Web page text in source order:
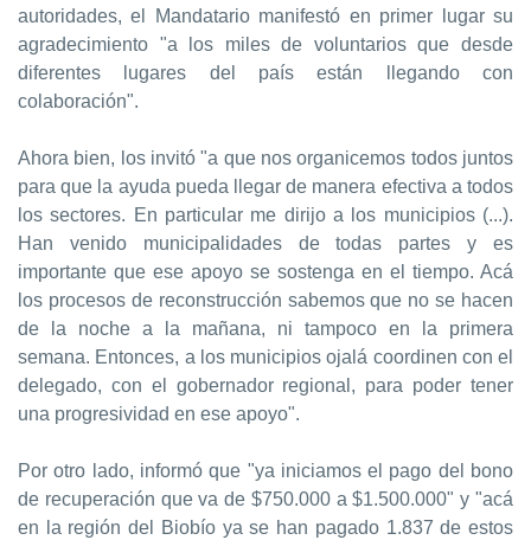
autoridades, el Mandatario manifestó en primer lugar su
agradecimiento "a los miles de voluntarios que desde
diferentes lugares del país están llegando con
colaboración".
Ahora bien, los invitó "a que nos organicemos todos juntos
para que la ayuda pueda llegar de manera efectiva a todos
los sectores. En particular me dirijo a los municipios (...).
Han venido municipalidades de todas partes y es
importante que ese apoyo se sostenga en el tiempo. Acá
los procesos de reconstrucción sabemos que no se hacen
de la noche a la mañana, ni tampoco en la primera
semana. Entonces, a los municipios ojalá coordinen con el
delegado, con el gobernador regional, para poder tener
una progresividad en ese apoyo".
Por otro lado, informó que "ya iniciamos el pago del bono
de recuperación que va de $750.000 a $1.500.000" y "acá
en la región del Biobío ya se han pagado 1.837 de estos